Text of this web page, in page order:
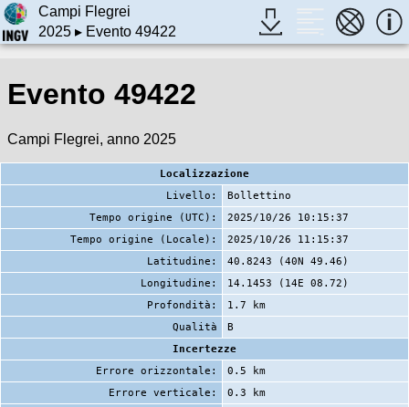
Campi Flegrei
2025▸ Evento 49422
Evento 49422
Campi Flegrei, anno 2025
Localizzazione
Livello:
Bollettino
Tempo origine (UTC):
2025/10/26 10:15:37
Tempo origine (Locale):
2025/10/26 11:15:37
Latitudine:
40.8243 (40N 49.46)
Longitudine:
14.1453 (14E 08.72)
Profondità:
1.7 km
Qualità
B
Incertezze
Errore orizzontale:
0.5 km
Errore verticale:
0.3 km